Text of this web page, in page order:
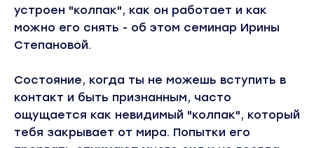
устроен "колпак", как он работает и как
можно его снять - об этом семинар Ирины
Степановой.
Состояние, когда ты не можешь вступить в
контакт и быть признанным, часто
ощущается как невидимый "колпак", который
тебя закрывает от мира. Попытки его